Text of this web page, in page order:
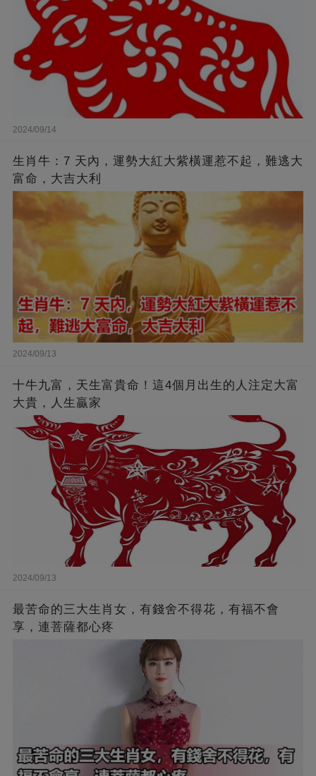
2024/09/14
生肖牛：7 天內，運勢大紅大紫橫運惹不起，難逃大
富命，大吉大利
2024/09/13
十牛九富，天生富貴命！這4個月出生的人注定大富
大貴，人生贏家
2024/09/13
最苦命的三大生肖女，有錢舍不得花，有福不會
享，連菩薩都心疼